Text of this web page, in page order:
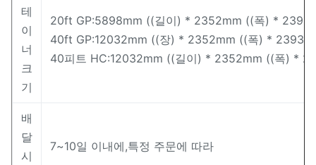
테
이
너
크
기
20ft GP:5898mm ((길이) * 2352mm ((폭) * 2393
40ft GP:12032mm ((장) * 2352mm ((폭) * 2393
40피트 HC:12032mm ((길이) * 2352mm ((폭) *
배
달
시
7~10일 이내에,특정 주문에 따라